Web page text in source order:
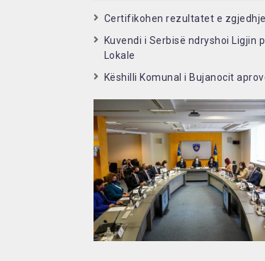
Certifikohen rezultatet e
Kuvendi i Serbisë ndryshoi
Lokale
Këshilli Komunal i Bujanocit